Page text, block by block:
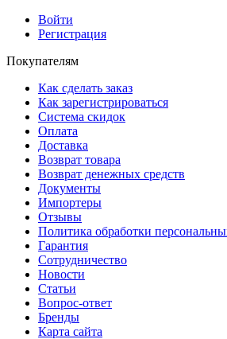
Войти
Регистрация
Покупателям
Как сделать заказ
Как зарегистрироваться
Система скидок
Оплата
Доставка
Возврат товара
Возврат денежных средств
Документы
Импортеры
Отзывы
Политика обработки
Гарантия
Сотрудничество
Новости
Статьи
Вопрос-ответ
Бренды
Карта сайта